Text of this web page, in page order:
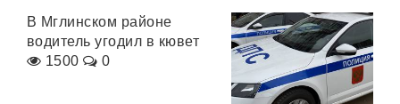
В Мглинском районе
водитель угодил в кювет
1500
0